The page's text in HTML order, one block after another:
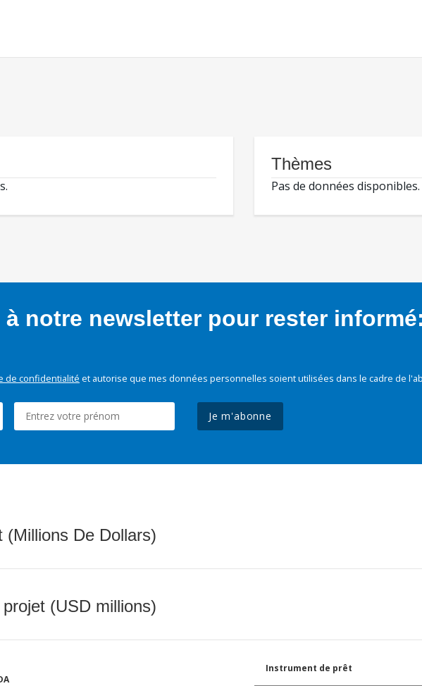
Thèmes
Pas de données disponibles.
notre newsletter pour rester informé:
de confidentialité et autorise que mes données personnelles soient utilisées dans le cadre de
Je m'abonne
(Millions De Dollars)
(USD millions)
Instrument de prêt